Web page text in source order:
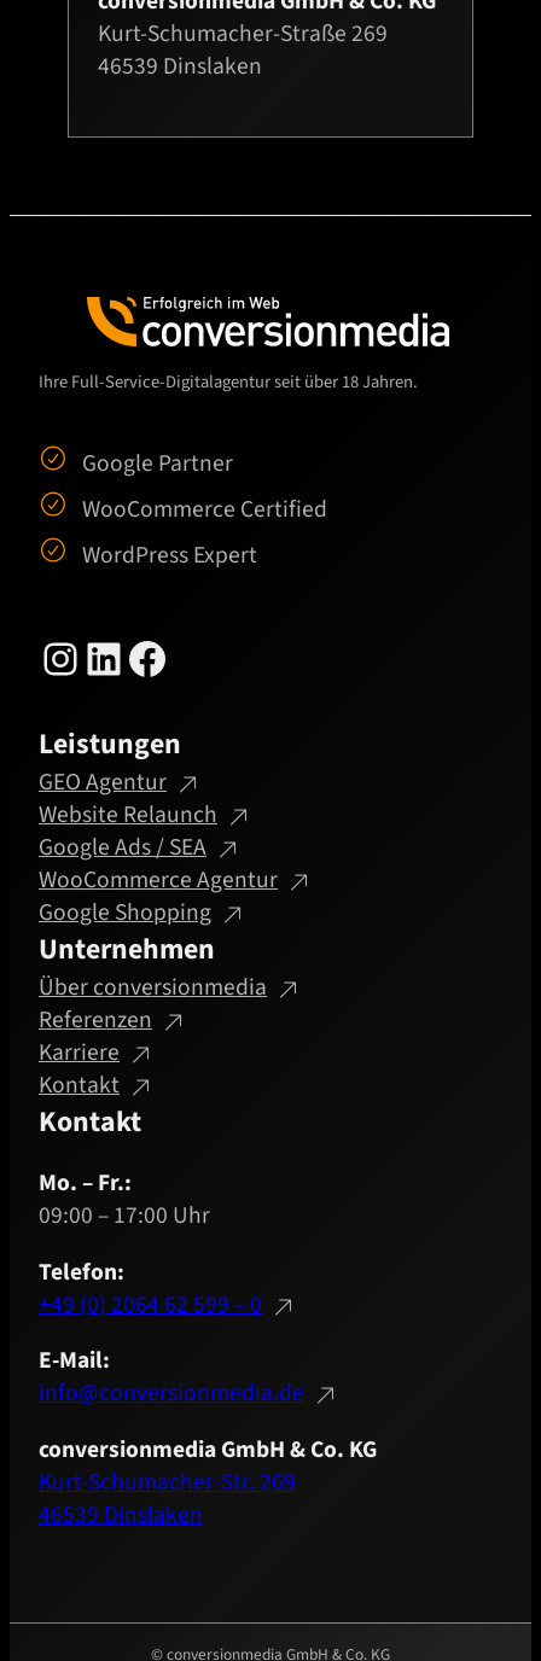
Kurt-Schumacher-Straße 269
46539 Dinslaken
Ihre Full-Service-Digitalagentur seit über 18 Jahren.
Google Partner
WooCommerce Certified
WordPress Expert
Instagram LinkedIn Facebook
Leistungen
GEO Agentur
Website Relaunch
Google Ads / SEA
WooCommerce Agentur
Google Shopping
Unternehmen
Über conversionmedia
Referenzen
Karriere
Kontakt
Kontakt
Mo. – Fr.:
09:00 – 17:00 Uhr
Telefon:
+49 (0) 2064 62 599 – 0
E-Mail:
info@conversionmedia.de
conversionmedia GmbH & Co. KG
Kurt-Schumacher-Str. 269
46539 Dinslaken
© conversionmedia GmbH & Co. KG